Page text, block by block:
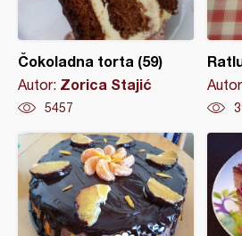
Čokoladna torta (59)
Autor: Zorica Stajić
5457